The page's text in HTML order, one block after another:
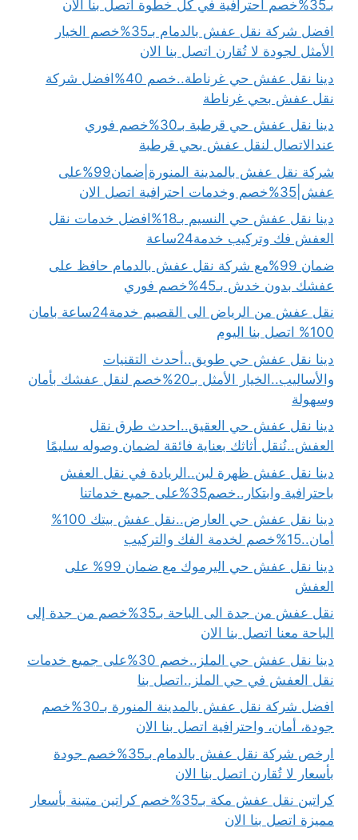
بـ35%خصم احترافية في كل خطوة اتصل بنا الان
افضل شركة نقل عفش بالدمام بـ35%خصم الخيار
الأمثل لجودة لا تُقارن اتصل بنا الان
دينا نقل عفش حي غرناطة..خصم 40%افضل شركة
نقل عفش بحي غرناطة
دينا نقل عفش حي قرطبة بـ30%خصم فوري
عندالاتصال لنقل عفش بحي قرطبة
شركة نقل عفش بالمدينة المنورة|ضمان99%على
عفش|35%خصم وخدمات احترافية اتصل الان
دينا نقل عفش حي النسيم بـ18%افضل خدمات نقل
العفش فك وتركيب خدمة24ساعة
ضمان 99%مع شركة نقل عفش بالدمام حافظ على
عفشك بدون خدش بـ45%خصم فوري
نقل عفش من الرياض الى القصيم خدمة24ساعة بامان
100% اتصل بنا اليوم
دينا نقل عفش حي طويق..أحدث التقنيات
والأساليب..الخيار الأمثل بـ20%خصم لنقل عفشك بأمان
وسهولة
دينا نقل عفش حي العقيق..احدث طرق نقل
العفش..نُنقل أثاثك بعناية فائقة لضمان وصوله سليمًا
دينا نقل عفش ظهرة لبن..الريادة في نقل العفش
باحترافية وابتكار..خصم35%على جميع خدماتنا
دينا نقل عفش حي العارض..نقل عفش بيتك 100%
أمان..15%خصم لخدمة الفك والتركيب
دينا نقل عفش حي اليرموك مع ضمان 99% على
العفش
نقل عفش من جدة الى الباحة بـ35%خصم من جدة إلى
الباحة معنا اتصل بنا الان
دينا نقل عفش حي الملز..خصم 30%على جميع خدمات
نقل العفش في حي الملز..اتصل بنا
افضل شركة نقل عفش بالمدينة المنورة بـ30%خصم
جودة، أمان، واحترافية اتصل بنا الان
ارخص شركة نقل عفش بالدمام بـ35%خصم جودة
بأسعار لا تُقارن اتصل بنا الان
كراتين نقل عفش مكة بـ35%خصم كراتين متينة بأسعار
مميزة اتصل بنا الان